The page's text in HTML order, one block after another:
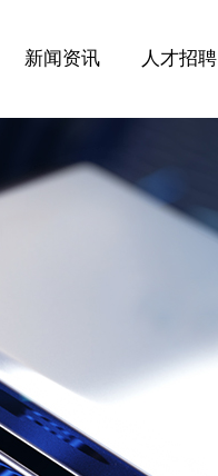
新闻资讯 人才招聘